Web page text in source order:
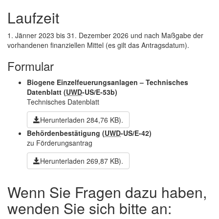
Laufzeit
1. Jänner 2023 bis 31. Dezember 2026 und nach Maßgabe der
vorhandenen finanziellen Mittel (es gilt das Antragsdatum).
Formular
Biogene Einzelfeuerungsanlagen – Technisches
Datenblatt (UWD-US/E-53b)
Technisches Datenblatt
Herunterladen 284,76 KB).
Behördenbestätigung (UWD-US/E-42)
zu Förderungsantrag
Herunterladen 269,87 KB).
Wenn Sie Fragen dazu haben,
wenden Sie sich bitte an: